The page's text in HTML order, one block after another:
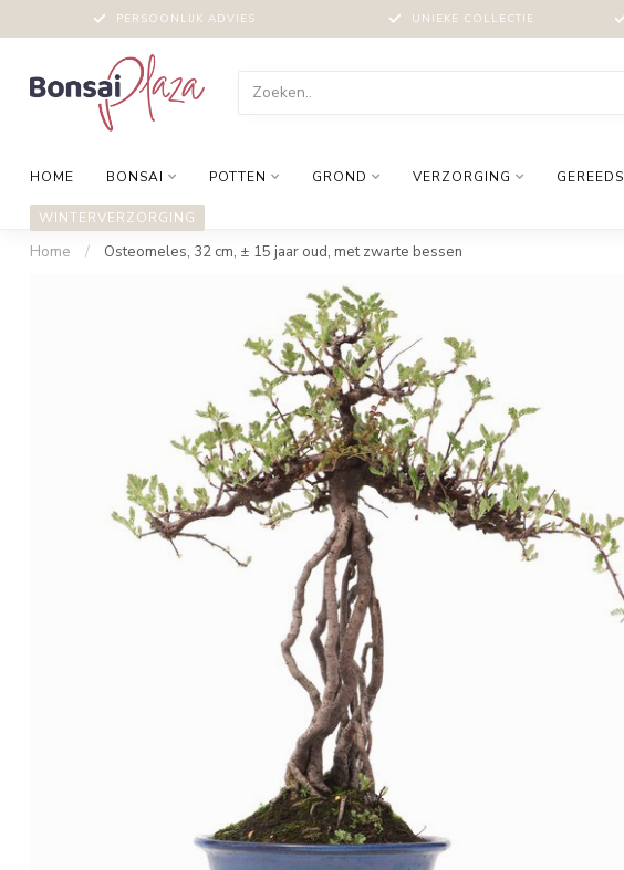
PERSOONLIJK ADVIES UNIEKE COLLECTIE
HOME BONSAI POTTEN GROND VERZORGING
WINTERVERZORGING
Home / Osteomeles, 32 cm, ± 15 jaar oud, met zwarte bessen